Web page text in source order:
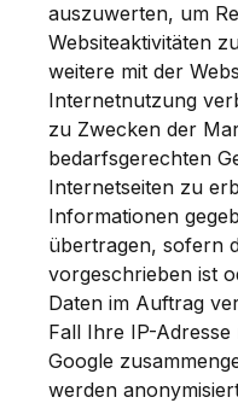
auszuwerten, um
Websiteaktivitäten
weitere mit der
Internetnutzung
zu Zwecken der
bedarfsgerechten
Internetseiten zu
Informationen
übertragen, sofern
vorgeschrieben ist
Daten im Auftrag
Fall Ihre IP-
Google
werden